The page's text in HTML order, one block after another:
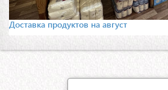
Доставка продуктов на август